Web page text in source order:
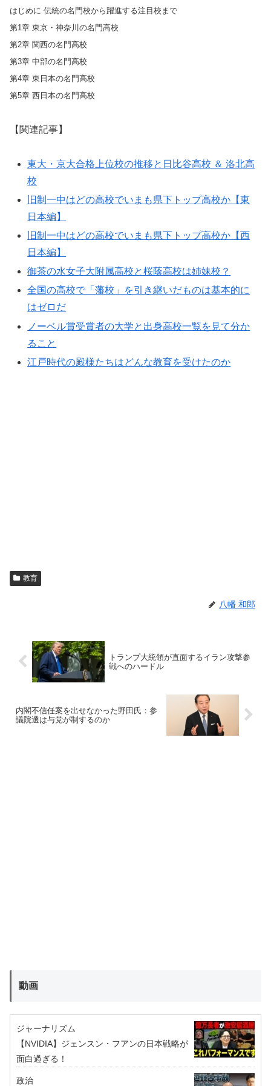
はじめに 伝統の名門校から躍進する注目校まで
第1章 東京・神奈川の名門高校
第2章 関西の名門高校
第3章 中部の名門高校
第4章 東日本の名門高校
第5章 西日本の名門高校
【関連記事】
東大・京大合格上位校の推移と日比谷高校 ＆ 洛北高
校
旧制一中はどの高校でいまも県下トップ高校か【東
日本編】
旧制一中はどの高校でいまも県下トップ高校か【西
日本編】
御茶の水女子大附属高校と桜蔭高校は姉妹校？
全国の高校で「藩校」を引き継いだものは基本的に
はゼロだ
ノーベル賞受賞者の大学と出身高校一覧を見て分か
ること
江戸時代の殿様たちはどんな教育を受けたのか
教育
八幡 和郎
トランプ大統領が直面するイラン攻撃参
戦へのハードル
内閣不信任案を出せなかった野田氏：参
議院選は与党が制するのか
動画
ジャーナリズム
【NVIDIA】ジェンスン・フアンの日本戦略が
面白過ぎる！
政治